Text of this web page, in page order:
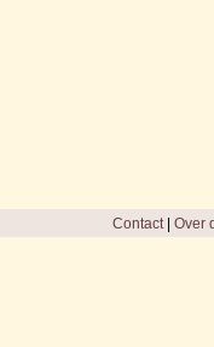
Contact| Over